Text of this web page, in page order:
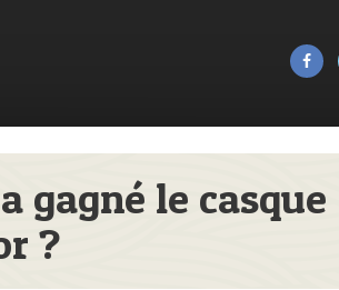
gagné le casque
?